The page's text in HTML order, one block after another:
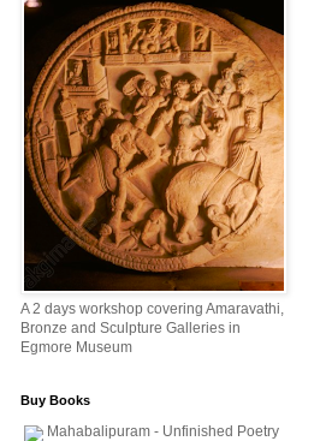
A 2 days workshop covering Amaravathi,
Bronze and Sculpture Galleries in
Egmore Museum
Buy Books
Mahabalipuram - Unfinished Poetry